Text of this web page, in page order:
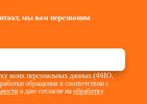
мы вам перезвоним
моих персональных данных (ФИО,
обращения в соответствии с
и даю согласие наобработку